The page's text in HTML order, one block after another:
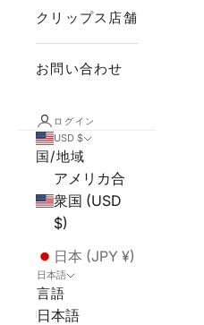
クリップス店舗
お問い合わせ
ログイン
USD $
国/地域
アメリカ合
衆国 (USD
$)
日本 (JPY ¥)
日本語
言語
日本語